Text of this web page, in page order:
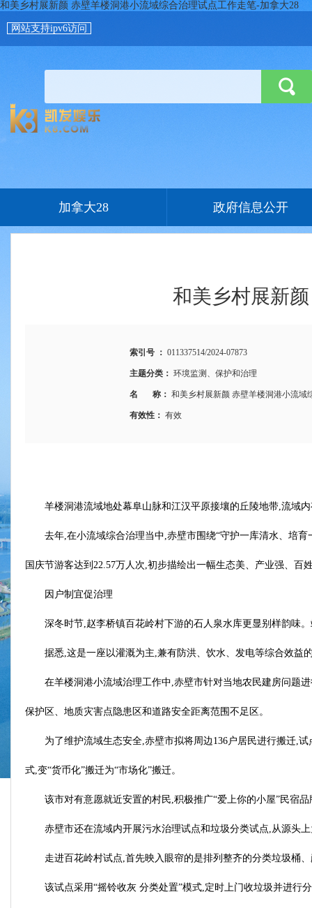
和美乡村展新颜 赤壁羊楼洞港小流域综合治理试点工作走笔-加拿大28
网站支持ipv6访问
加拿大28 政府信息公开
和美乡村展新
索引号 ： 011337514/2024-07873
主题分类： 环境监测、保护和治理
名 称： 和美乡村展新颜 赤壁羊楼洞港小流域
有效性： 有效
羊楼洞港流域地处幕阜山脉和江汉平原接壤的丘陵地带,流域
去年,在小流域综合治理当中,赤壁市围绕“守护一库清水、培
国庆节游客达到22.57万人次,初步描绘出一幅生态美、产业强、百
因户制宜促治理
深冬时节,赵李桥镇百花岭村下游的石人泉水库更显别样韵
据悉,这是一座以灌溉为主,兼有防洪、饮水、发电等综合效益
在羊楼洞港小流域治理工作中,赤壁市针对当地农民建房问题
保护区、地质灾害点隐患区和道路安全距离范围不足区。
为了维护流域生态安全,赤壁市拟将周边136户居民进行搬迁,
式,变“货币化”搬迁为“市场化”搬迁。
该市对有意愿就近安置的村民,积极推广“爱上你的小屋”民宿
赤壁市还在流域内开展污水治理试点和垃圾分类试点,从源头
走进百花岭村试点,首先映入眼帘的是排列整齐的分类垃圾桶
该试点采用“摇铃收灰 分类处置”模式,定时上门收垃圾并进行